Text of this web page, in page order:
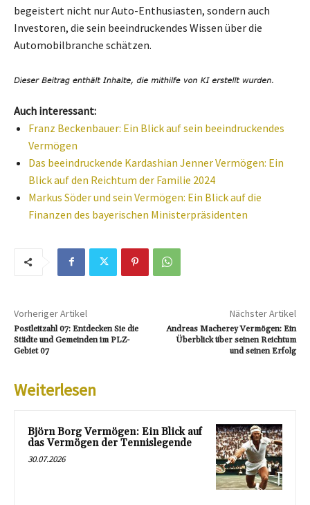
begeistert nicht nur Auto-Enthusiasten, sondern auch
Investoren, die sein beeindruckendes Wissen über die
Automobilbranche schätzen.
Auch interessant:
Franz Beckenbauer: Ein Blick auf sein beeindruckendes
Vermögen
Das beeindruckende Kardashian Jenner Vermögen: Ein
Blick auf den Reichtum der Familie 2024
Markus Söder und sein Vermögen: Ein Blick auf die
Finanzen des bayerischen Ministerpräsidenten
Vorheriger Artikel
Postleitzahl 07: Entdecken Sie die
Städte und Gemeinden im PLZ-
Gebiet 07
Nächster Artikel
Andreas Macherey Vermögen: Ein
Überblick über seinen Reichtum
und seinen Erfolg
Weiterlesen
Björn Borg Vermögen: Ein Blick auf
das Vermögen der Tennislegende
30.07.2026